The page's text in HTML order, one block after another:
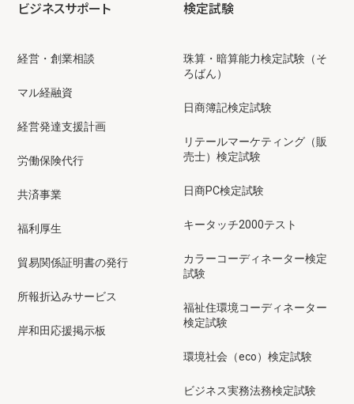
ビジネスサポート
経営・創業相談
マル経融資
経営発達支援計画
労働保険代行
共済事業
福利厚生
貿易関係証明書の発行
所報折込みサービス
岸和田応援掲示板
検定試験
珠算・暗算能力検定試験（そ
ろばん）
日商簿記検定試験
リテールマーケティング（販
売士）検定試験
日商PC検定試験
キータッチ2000テスト
カラーコーディネーター検定
試験
福祉住環境コーディネーター
検定試験
環境社会（eco）検定試験
ビジネス実務法務検定試験